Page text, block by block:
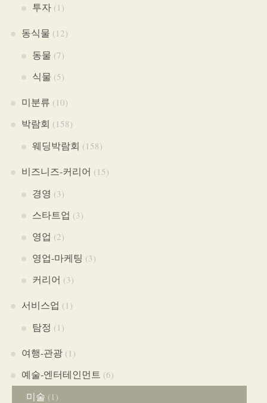
투자(1)
동식물 (12)
동물 (7)
식물 (5)
미분류 (10)
박람회 (158)
웨딩박람회 (158)
비즈니즈-커리어 (15)
경영 (3)
스타트업 (3)
영업 (2)
영업-마케팅 (3)
커리어 (3)
서비스업 (1)
탐정 (1)
여행-관광(1)
예술-엔터테인먼트 (6)
미술 (1)